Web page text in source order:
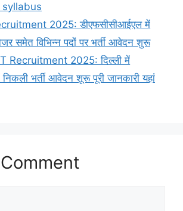
syllabus
2025: डीएफसीसीआईएल में
समेत विभिन्न पदों पर भर्ती आवेदन शुरू
Recruitment 2025: दिल्ली में
भर्ती आवेदन शूरू पूरी जानकारी यहां